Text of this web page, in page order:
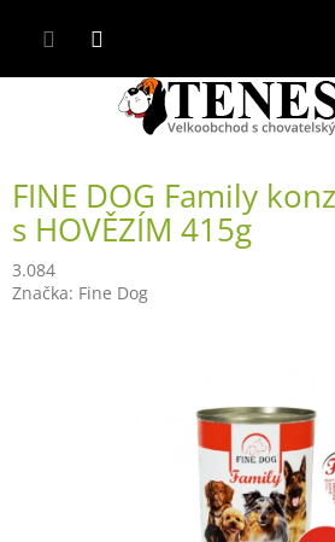
FINE DOG Family
s HOVĚZÍM 415g
3.084
Značka: Fine Dog